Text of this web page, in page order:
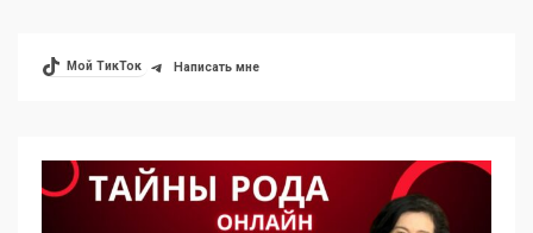
Мой ТикТок Написать мне